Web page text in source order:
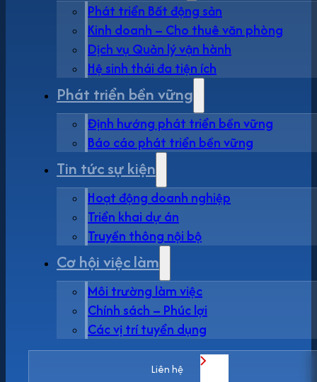
Phát triển Bất động sản
Kinh doanh – Cho thuê văn phòng
Dịch vụ Quản lý vận hành
Hệ sinh thái đa tiện ích
Phát triển bền vững
Định hướng phát triển bền vững
Báo cáo phát triển bền vững
Tin tức sự kiện
Hoạt động doanh nghiệp
Triển khai dự án
Truyền thông nội bộ
Cơ hội việc làm
Môi trường làm việc
Chính sách – Phúc lợi
Các vị trí tuyển dụng
Liên hệ